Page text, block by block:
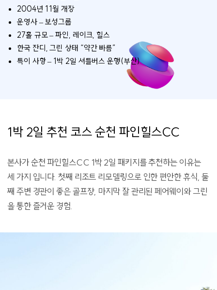
2004년 11월 개장
운영사 – 보성그룹
27홀 규모 – 파인, 레이크, 힐스
한국 잔디, 그린 상태 “약간 빠름”
특이 사항 – 1박 2일 셔틀버스 운행(부산)
1박 2일 추천 코스 순천 파인힐스CC
본사가 순천 파인힐스CC 1박 2일 패키지를 추천하는 이유는
세 가지 입니다. 첫째 리조트 리모델링으로 인한 편안한 휴식, 둘
째 주변 경관이 좋은 골프장, 마지막 잘 관리된 페어웨이와 그린
을 통한 즐거운 경험.